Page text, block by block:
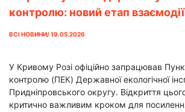
контролю: новий етап
ВСІ НОВИНИ/ 19.05.2026
У Кривому Розі офіційно запрацював
контролю (ПЕК) Державної екологічної
Придніпровського округу. Відкриття
критично важливим кроком для